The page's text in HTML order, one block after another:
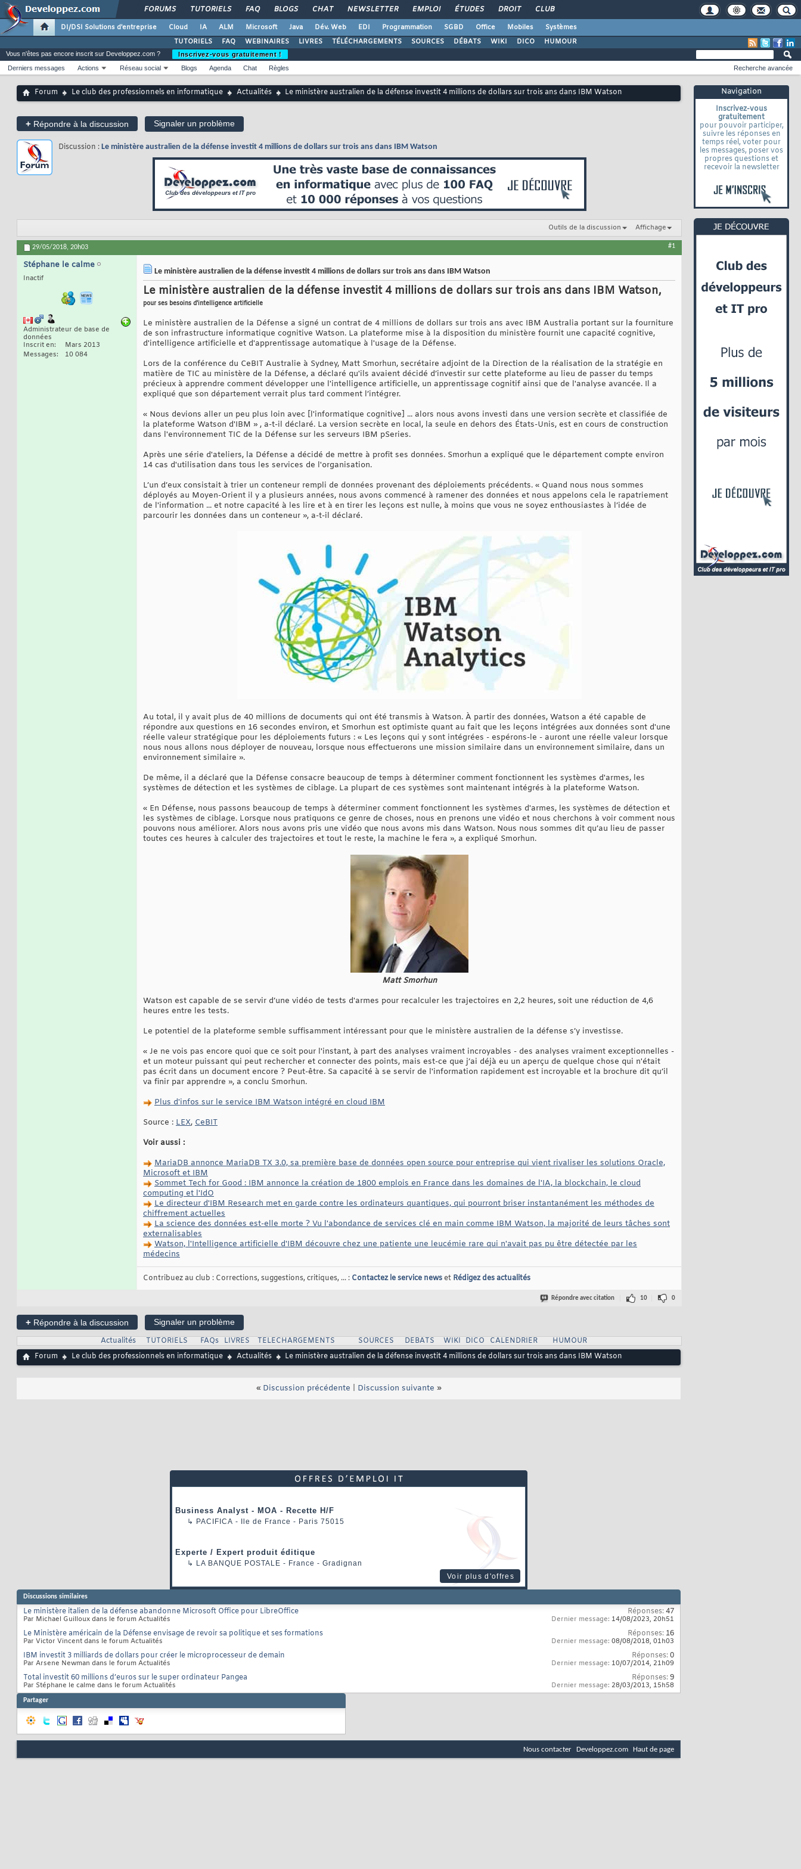
FORUMS TUTORIELS FAQ BLOGS CHAT NEWSLETTER EMPLOI ÉTUDES DROIT CLUB
DI/DSI Solutions d'entreprise Cloud IA ALM Microsoft Java Dév. Web EDI Programmation SGBD Office Mobiles
Systèmes
TUTORIELS
FAQ WEBINAIRES LIVRES TÉLÉCHARGEMENTS SOURCES DÉBATS WIKI DICO HUMOUR
Navigation
Inscrivez-vous
gratuitement
pour pouvoir participer,
suivre les réponses en
temps réel, voter pour
les messages, poser vos
propres questions et
recevoir la newsletter
Vous n'êtes pas encore inscrit sur Developpez.com ?
Inscrivez-vous gratuitement !
Derniers messages
Actions Réseau social Blogs Agenda Chat Règles Recherche avancée
Forum Le club des professionnels en informatique Actualités Le ministère australien de la défense investit 4 millions de dollars sur trois ans dans IBM Watson
+ Répondre à la discussion Signaler un problème
Discussion : Le ministère australien de la défense investit 4 millions de dollars sur trois ans dans IBM Watson
Outils de la discussion Affichage
29/05/2018, 20h03 #1
Stéphane le calme
Inactif
Administrateur de base de
données
Inscrit en
Mars 2013
Messages
10 084
Le ministère australien de la défense investit 4 millions de dollars sur trois ans dans IBM Watson
Le ministère australien de la défense investit 4 millions de dollars sur trois ans dans IBM Watson,
pour ses besoins d'intelligence artificielle
Le ministère australien de la Défense a signé un contrat de 4 millions de dollars sur trois ans avec IBM Australia portant sur la fourniture
de son infrastructure informatique cognitive Watson. La plateforme mise à la disposition du ministère fournit une capacité cognitive,
d'intelligence artificielle et d'apprentissage automatique à l'usage de la Défense.
Lors de la conférence du CeBIT Australie à Sydney, Matt Smorhun, secrétaire adjoint de la Direction de la réalisation de la stratégie en
matière de TIC au ministère de la Défense, a déclaré qu'ils avaient décidé d’investir sur cette plateforme au lieu de passer du temps
précieux à apprendre comment développer une l'intelligence artificielle, un apprentissage cognitif ainsi que de l'analyse avancée. Il a
expliqué que son département verrait plus tard comment l’intégrer.
« Nous devions aller un peu plus loin avec [l'informatique cognitive] ... alors nous avons investi dans une version secrète et classifiée de
la plateforme Watson d'IBM » , a-t-il déclaré. La version secrète en local, la seule en dehors des États-Unis, est en cours de construction
dans l'environnement TIC de la Défense sur les serveurs IBM pSeries.
Après une série d'ateliers, la Défense a décidé de mettre à profit ses données. Smorhun a expliqué que le département compte environ
14 cas d'utilisation dans tous les services de l'organisation.
L’un d’eux consistait à trier un conteneur rempli de données provenant des déploiements précédents. « Quand nous nous sommes
déployés au Moyen-Orient il y a plusieurs années, nous avons commencé à ramener des données et nous appelons cela le rapatriement
de l'information ... et notre capacité à les lire et à en tirer les leçons est nulle, à moins que vous ne soyez enthousiastes à l’idée de
parcourir les données dans un conteneur », a-t-il déclaré.
Au total, il y avait plus de 40 millions de documents qui ont été transmis à Watson. À partir des données, Watson a été capable de
répondre aux questions en 16 secondes environ, et Smorhun est optimiste quant au fait que les leçons intégrées aux données sont d'une
réelle valeur stratégique pour les déploiements futurs : « Les leçons qui y sont intégrées - espérons-le - auront une réelle valeur lorsque
nous nous allons nous déployer de nouveau, lorsque nous effectuerons une mission similaire dans un environnement similaire, dans un
environnement similaire ».
De même, il a déclaré que la Défense consacre beaucoup de temps à déterminer comment fonctionnent les systèmes d'armes, les
systèmes de détection et les systèmes de ciblage. La plupart de ces systèmes sont maintenant intégrés à la plateforme Watson.
« En Défense, nous passons beaucoup de temps à déterminer comment fonctionnent les systèmes d'armes, les systèmes de détection et
les systèmes de ciblage. Lorsque nous pratiquons ce genre de choses, nous en prenons une vidéo et nous cherchons à voir comment nous
pouvons nous améliorer. Alors nous avons pris une vidéo que nous avons mis dans Watson. Nous nous sommes dit qu’au lieu de passer
toutes ces heures à calculer des trajectoires et tout le reste, la machine le fera », a expliqué Smorhun.
Matt Smorhun
Watson est capable de se servir d’une vidéo de tests d'armes pour recalculer les trajectoires en 2,2 heures, soit une réduction de 4,6
heures entre les tests.
Le potentiel de la plateforme semble suffisamment intéressant pour que le ministère australien de la défense s’y investisse.
« Je ne vois pas encore quoi que ce soit pour l'instant, à part des analyses vraiment incroyables - des analyses vraiment exceptionnelles -
et un moteur puissant qui peut rechercher et connecter des points, mais est-ce que j’ai déjà eu un aperçu de quelque chose qui n'était
pas écrit dans un document encore ? Peut-être. Sa capacité à se servir de l'information rapidement est incroyable et la brochure dit qu’il
va finir par apprendre », a conclu Smorhun.
Plus d'infos sur le service IBM Watson intégré en cloud IBM
Source : LEX, CeBIT
Voir aussi :
MariaDB annonce MariaDB TX 3.0, sa première base de données open source pour entreprise qui vient rivaliser les solutions Oracle,
Microsoft et IBM
Sommet Tech for Good : IBM annonce la création de 1800 emplois en France dans les domaines de l'IA, la blockchain, le cloud
computing et l'IdO
Le directeur d'IBM Research met en garde contre les ordinateurs quantiques, qui pourront briser instantanément les méthodes de
chiffrement actuelles
La science des données est-elle morte ? Vu l'abondance de services clé en main comme IBM Watson, la majorité de leurs tâches sont
externalisables
Watson, l'Intelligence artificielle d'IBM découvre chez une patiente une leucémie rare qui n'avait pas pu être détectée par les
médecins
Contribuez au club : Corrections, suggestions, critiques, ... : Contactez le service newset Rédigez des actualités
Répondre avec citation 10 0
+ Répondre à la discussion
Signaler un problème
Actualités
TUTORIELS FAQs LIVRES TELECHARGEMENTS SOURCES DEBATS WIKI DICO CALENDRIER
HUMOUR
Forum
Le club des professionnels en informatique Actualités Le ministère australien de la défense investit 4 millions de dollars sur trois ans dans IBM Watson
« Discussion précédente Discussion suivante »
Business Analyst - MOA - Recette H/F
↳ PACIFICA - Ile de France - Paris 75015
Experte / Expert produit éditique
↳ LA BANQUE POSTALE - France - Gradignan
Voir plus d'offres
Discussions similaires
Le ministère italien de la défense abandonne Microsoft Office pour LibreOffice
Par Michael Guilloux dans le forum Actualités
Réponses:47
Dernier message: 14/08/2023, 20h51
Le Ministère américain de la Défense envisage de revoir sa politique et ses formations
Par Victor Vincent dans le forum Actualités
Réponses: 16
Dernier message: 08/08/2018, 01h03
IBM investit 3 milliards de dollars pour créer le microprocesseur de demain
Par Arsene Newman dans le forum Actualités
Réponses:0
Dernier message: 10/07/2014, 21h09
Total investit 60 millions d’euros sur le super ordinateur Pangea
Par Stéphane le calme dans le forum Actualités
Réponses:9
Dernier message: 28/03/2013, 15h58
Partager
Nous contacter Developpez.com Haut de page